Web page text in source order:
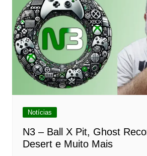
Notícias
N3 – Ball X Pit, Ghost
Desert e Muito Mais